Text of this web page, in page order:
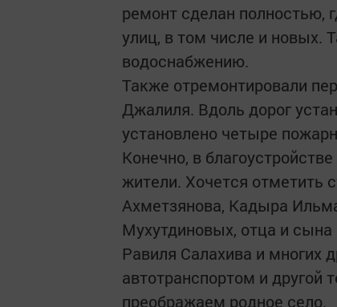
ремонт сделан полностью,
улиц, в том числе и новых.
водоснабжению.
Также отремонтировали
Джалиля. Вдоль дорог
установлено четыре
Конечно, в
жители. Хочется отметить
Ахметзянова, Кадыра
Мухутдиновых, отца и
Равиля Салахива и многих
автотранспортом и
преображаем родное село.